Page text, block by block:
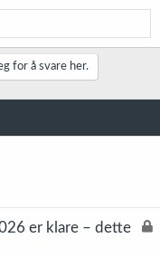
for å svare her.
L
er klare – dette